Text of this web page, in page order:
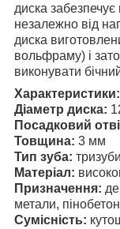
диска забезпечує
незалежно від
диска
вольфраму) і
виконувати
Характеристики:
Діаметр диска:
Посадковий
Товщина: 3 мм
Тип зуба:
Матеріал:
Призначення:
метали, пінобетон
Сумісність: